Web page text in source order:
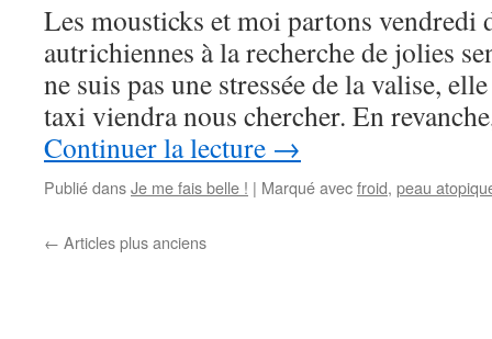
Semaine
Les mousticks et moi partons vendredi
autrichiennes à la recherche de jolies
ne suis pas une stressée de la valise,
taxi viendra nous chercher. En
Continuer la lecture →
Publié dansJe me fais belle ! | Marqué avecfroid, peau
← Articles plus anciens